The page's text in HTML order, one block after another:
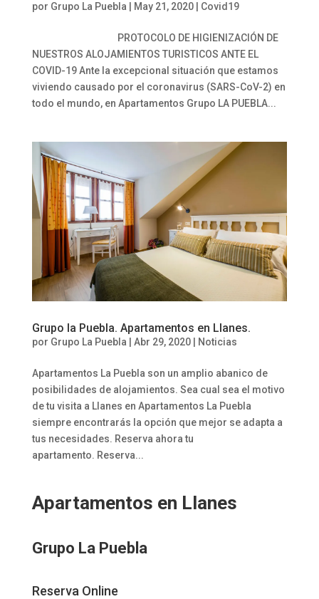
por Grupo La Puebla May 21, 2020| Covid19
PROTOCOLO DE HIGIENIZACIÓN DE
NUESTROS ALOJAMIENTOS TURISTICOS ANTE EL
COVID-19 Ante la excepcional situación que estamos
viviendo causado por el coronavirus (SARS-CoV-2) en
todo el mundo, en Apartamentos Grupo LA PUEBLA...
Grupo la Puebla. Apartamentos en Llanes.
por Grupo La Puebla Abr 29, 2020| Noticias
Apartamentos La Puebla son un amplio abanico de
posibilidades de alojamientos. Sea cual sea el motivo
de tu visita a Llanes en Apartamentos La Puebla
siempre encontrarás la opción que mejor se adapta a
tus necesidades. Reserva ahora tu
apartamento. Reserva...
Apartamentos en Llanes
Grupo La Puebla
Reserva Online